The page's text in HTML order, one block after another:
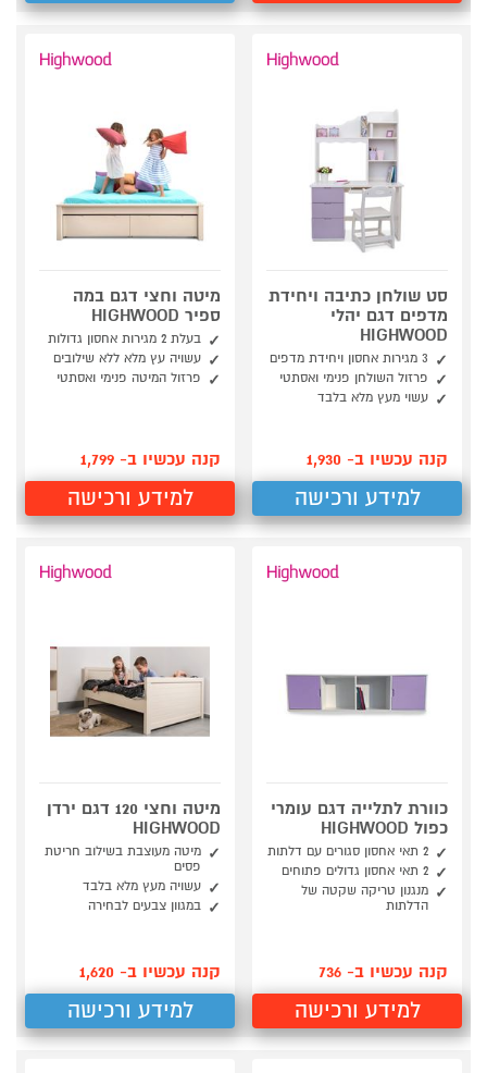
סט שולחן כתיבה ויחידת
מדפים דגם יהלי
HIGHWOOD
3 מגירות אחסון ויחידת מדפים
פרזול השולחן פנימי ואסתטי
עשוי מעץ מלא בלבד
קנה עכשיו ב- 1,930
למידע ורכישה
מיטה וחצי דגם במה
ספיר HIGHWOOD
בעלת 2 מגירות אחסון גדולות
עשויה עץ מלא ללא שילובים
פרזול המיטה פנימי ואסתטי
קנה עכשיו ב- 1,799
למידע ורכישה
כוורת לתלייה דגם עומרי
כפול HIGHWOOD
2 תאי אחסון סגורים עם דלתות
2 תאי אחסון גדולים פתוחים
מנגנון טריקה שקטה של
הדלתות
קנה עכשיו ב- 736
למידע ורכישה
מיטה וחצי 120 דגם ירדן
HIGHWOOD
מיטה מעוצבת בשילוב חריטת
פסים
עשויה מעץ מלא בלבד
במגוון צבעים לבחירה
קנה עכשיו ב- 1,620
למידע ורכישה